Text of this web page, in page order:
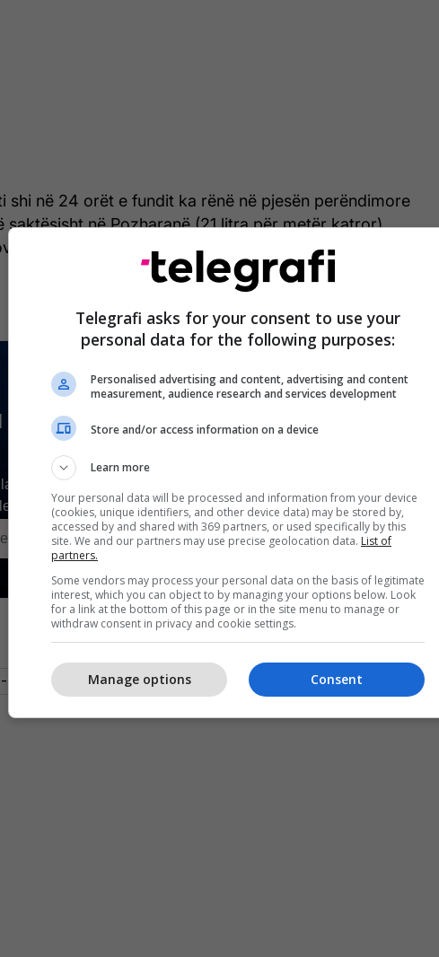
shi në 24 orët e fundit ka rënë në pjesën perëndimore
saktësisht në Pozharanë (21 litra për metër katror).
Kodra e Diellit, Mavrovë./Telegrafi/
Telegrafi asks for your consent to use your
personal data for the following purposes:
Personalised advertising and content, advertising and content
measurement, audience research and services development
Store and/or access information on a device
Learn more
Your personal data will be processed and information from your device
(cookies, unique identifiers, and other device data) may be stored by,
accessed by and shared with 369 partners, or used specifically by this
site. We and our partners may use precise geolocation data. List of
partners.
Some vendors may process your personal data on the basis of legitimate
interest, which you can object to by managing your options below. Look
for a link at the bottom of this page or in the site menu to manage or
withdraw consent in privacy and cookie settings.
Consent
Manage options